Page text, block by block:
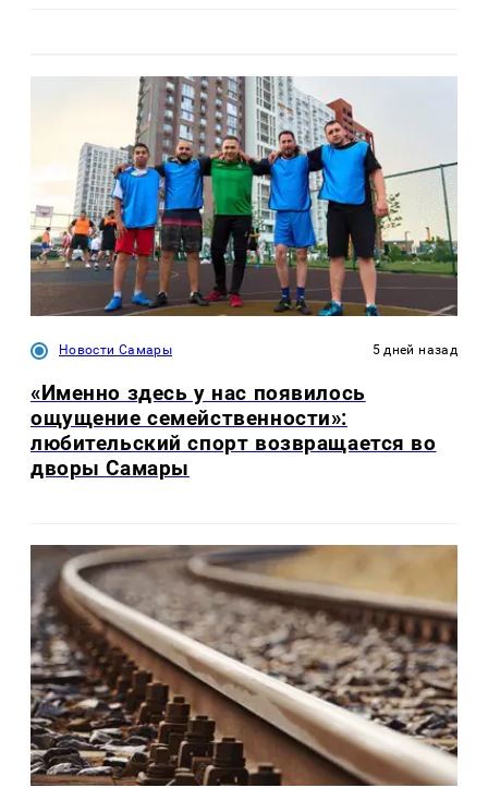
Новости Самары 5 дней назад
«Именно здесь у нас появилось
ощущение семейственности»:
любительский спорт возвращается во
дворы Самары